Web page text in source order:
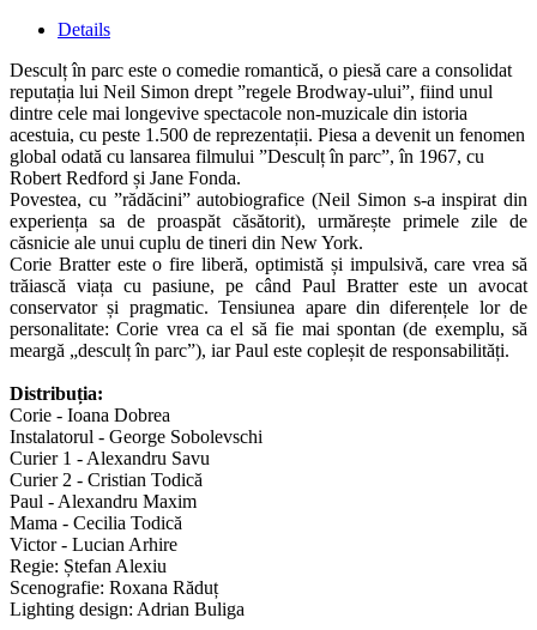
Details
Desculț în parc este o comedie romantică, o piesă care a consolidat
reputația lui Neil Simon drept ”regele Brodway-ului”, fiind unul
dintre cele mai longevive spectacole non-muzicale din istoria
acestuia, cu peste 1.500 de reprezentații. Piesa a devenit un fenomen
global odată cu lansarea filmului ”Desculț în parc”, în 1967, cu
Robert Redford și Jane Fonda.
Povestea, cu ”rădăcini” autobiografice (Neil Simon s-a inspirat din
experiența sa de proaspăt căsătorit), urmărește primele zile de
căsnicie ale unui cuplu de tineri din New York.
Corie Bratter este o fire liberă, optimistă și impulsivă, care vrea să
trăiască viața cu pasiune, pe când Paul Bratter este un avocat
conservator și pragmatic. Tensiunea apare din diferențele lor de
personalitate: Corie vrea ca el să fie mai spontan (de exemplu, să
meargă „desculț în parc”), iar Paul este copleșit de responsabilități.
Distribuția:
Corie - Ioana Dobrea
Instalatorul - George Sobolevschi
Curier 1 - Alexandru Savu
Curier 2 - Cristian Todică
Paul - Alexandru Maxim
Mama - Cecilia Todică
Victor - Lucian Arhire
Regie: Ștefan Alexiu
Scenografie: Roxana Răduț
Lighting design: Adrian Buliga